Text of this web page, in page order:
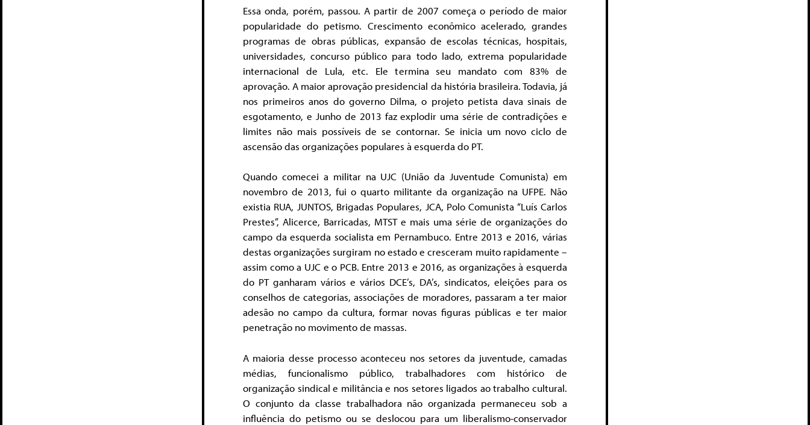
Essa onda, porém, passou. A partir de 2007 começa o período de maior
popularidade do petismo. Crescimento econômico acelerado, grandes
programas de obras públicas, expansão de escolas técnicas, hospitais,
universidades, concurso público para todo lado, extrema popularidade
internacional de Lula, etc. Ele termina seu mandato com 83% de
aprovação. A maior aprovação presidencial da história brasileira. Todavia, já
nos primeiros anos do governo Dilma, o projeto petista dava sinais de
esgotamento, e Junho de 2013 faz explodir uma série de contradições e
limites não mais possíveis de se contornar. Se inicia um novo ciclo de
ascensão das organizações populares à esquerda do PT.
Quando comecei a militar na UJC (União da Juventude Comunista) em
novembro de 2013, fui o quarto militante da organização na UFPE. Não
existia RUA, JUNTOS, Brigadas Populares, JCA, Polo Comunista “Luís Carlos
Prestes”, Alicerce, Barricadas, MTST e mais uma série de organizações do
campo da esquerda socialista em Pernambuco. Entre 2013 e 2016, várias
destas organizações surgiram no estado e cresceram muito rapidamente –
assim como a UJC e o PCB. Entre 2013 e 2016, as organizações à esquerda
do PT ganharam vários e vários DCE’s, DA’s, sindicatos, eleições para os
conselhos de categorias, associações de moradores, passaram a ter maior
adesão no campo da cultura, formar novas figuras públicas e ter maior
penetração no movimento de massas.
A maioria desse processo aconteceu nos setores da juventude, camadas
médias, funcionalismo público, trabalhadores com histórico de
organização sindical e militância e nos setores ligados ao trabalho cultural.
O conjunto da classe trabalhadora não organizada permaneceu sob a
influência do petismo ou se deslocou para um liberalismo-conservador